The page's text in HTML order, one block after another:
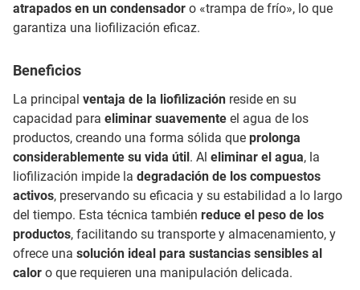
atrapados en un condensador o «trampa de frío», lo que
garantiza una liofilización eficaz.
Beneficios
La principal ventaja de la liofilización reside en su
capacidad para eliminar suavemente el agua de los
productos, creando una forma sólida que prolonga
considerablemente su vida útil. Al eliminar el agua, la
liofilización impide la degradación de los compuestos
activos, preservando su eficacia y su estabilidad a lo largo
del tiempo. Esta técnica también reduce el peso de los
productos, facilitando su transporte y almacenamiento, y
ofrece una solución ideal para sustancias sensibles al
calor o que requieren una manipulación delicada.